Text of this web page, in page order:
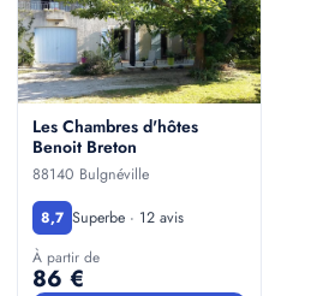
Les Chambres d'hôtes
Benoit Breton
88140 Bulgnéville
8,7 Superbe · 12 avis
À partir de
86 €